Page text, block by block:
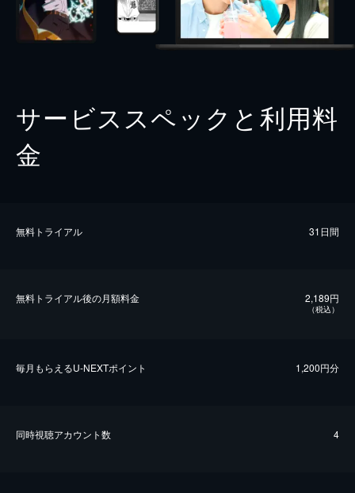
サービススペックと利用料
金
無料トライアル 31日間
無料トライアル後の⽉額料金 2,189円
（税込）
毎⽉もらえるU-NEXTポイント 1,200円分
同時視聴アカウント数 4